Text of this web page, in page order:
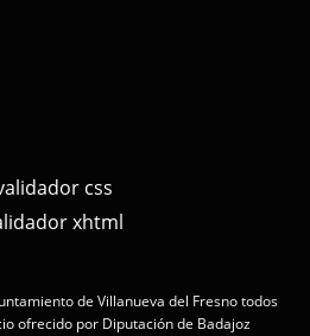
de Villanueva del Fresno todos
ofrecido por Diputación de Badajoz